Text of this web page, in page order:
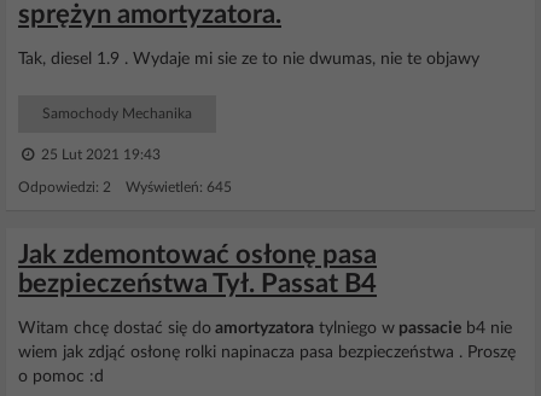
sprężyn amortyzatora.
Tak, diesel 1.9 . Wydaje mi sie ze to nie dwumas, nie te objawy
Samochody Mechanika
25 Lut 2021 19:43
Odpowiedzi: 2 Wyświetleń: 645
Jak zdemontować osłonę pasa
bezpieczeństwa Tył. Passat B4
Witam chcę dostać się do amortyzatora tylniego w passacie b4 nie
wiem jak zdjąć osłonę rolki napinacza pasa bezpieczeństwa . Proszę
o pomoc :d